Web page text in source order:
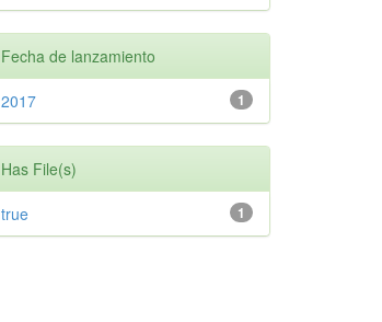
Fecha de lanzamiento
1
2017
Has File(s)
1
true